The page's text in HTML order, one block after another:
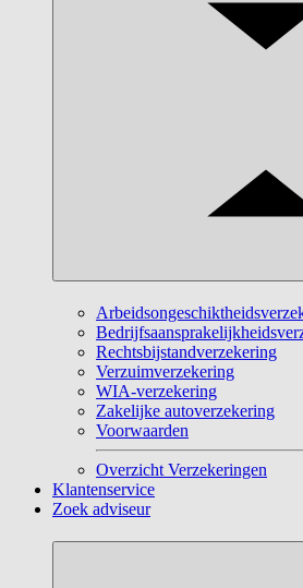
Rechtsbijstandverzekering
Verzuimverzekering
WIA-verzekering
Zakelijke autoverzekering
Voorwaarden
Overzicht Verzekeringen
Klantenservice
Zoek adviseur